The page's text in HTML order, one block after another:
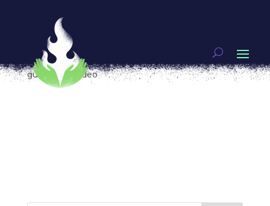
Nélida Ayay Chilón, El corazón de la defensa de la
tierra y el agua en Cajamarca
porFernanda Muñoz
Mujeres
guerreras , Video